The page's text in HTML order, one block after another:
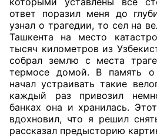
ответ поразил меня до
узнал о трагедии, то сел на
Ташкента на место
тысяч километров из
собрал землю с места
термосе домой. В память
начал устраивать такие
каждый раз привозил
банках она и хранилась.
вдохновил, что я решил
рассказал предысторию